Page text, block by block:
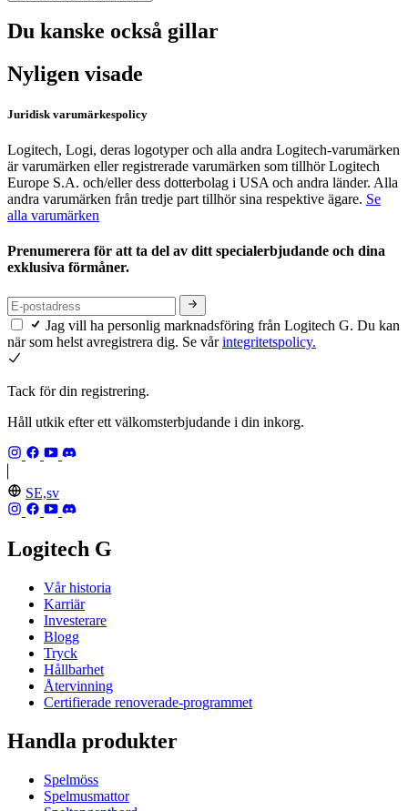
Du kanske också gillar
Nyligen visade
Juridisk varumärkespolicy
Logitech, Logi, deras logotyper och alla andra Logitech-varumärken
är varumärken eller registrerade varumärken som tillhör Logitech
Europe S.A. och/eller dess dotterbolag i USA och andra länder. Alla
andra varumärken från tredje part tillhör sina respektive ägare. Se
alla varumärken
Prenumerera för att ta del av ditt specialerbjudande och dina
exklusiva förmåner.
Jag vill ha personlig marknadsföring från Logitech G. Du kan
när som helst avregistrera dig. Se vårintegritetspolicy.
Tack för din registrering.
Håll utkik efter ett välkomsterbjudande i din inkorg.
SE,sv
Logitech G
Vår historia
Karriär
Investerare
Blogg
Tryck
Hållbarhet
Återvinning
Certifierade renoverade-programmet
Handla produkter
Spelmöss
Spelmusmattor